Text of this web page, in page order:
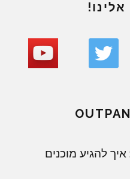
לטרק בגיל 60+: איך להגיע מוכנים